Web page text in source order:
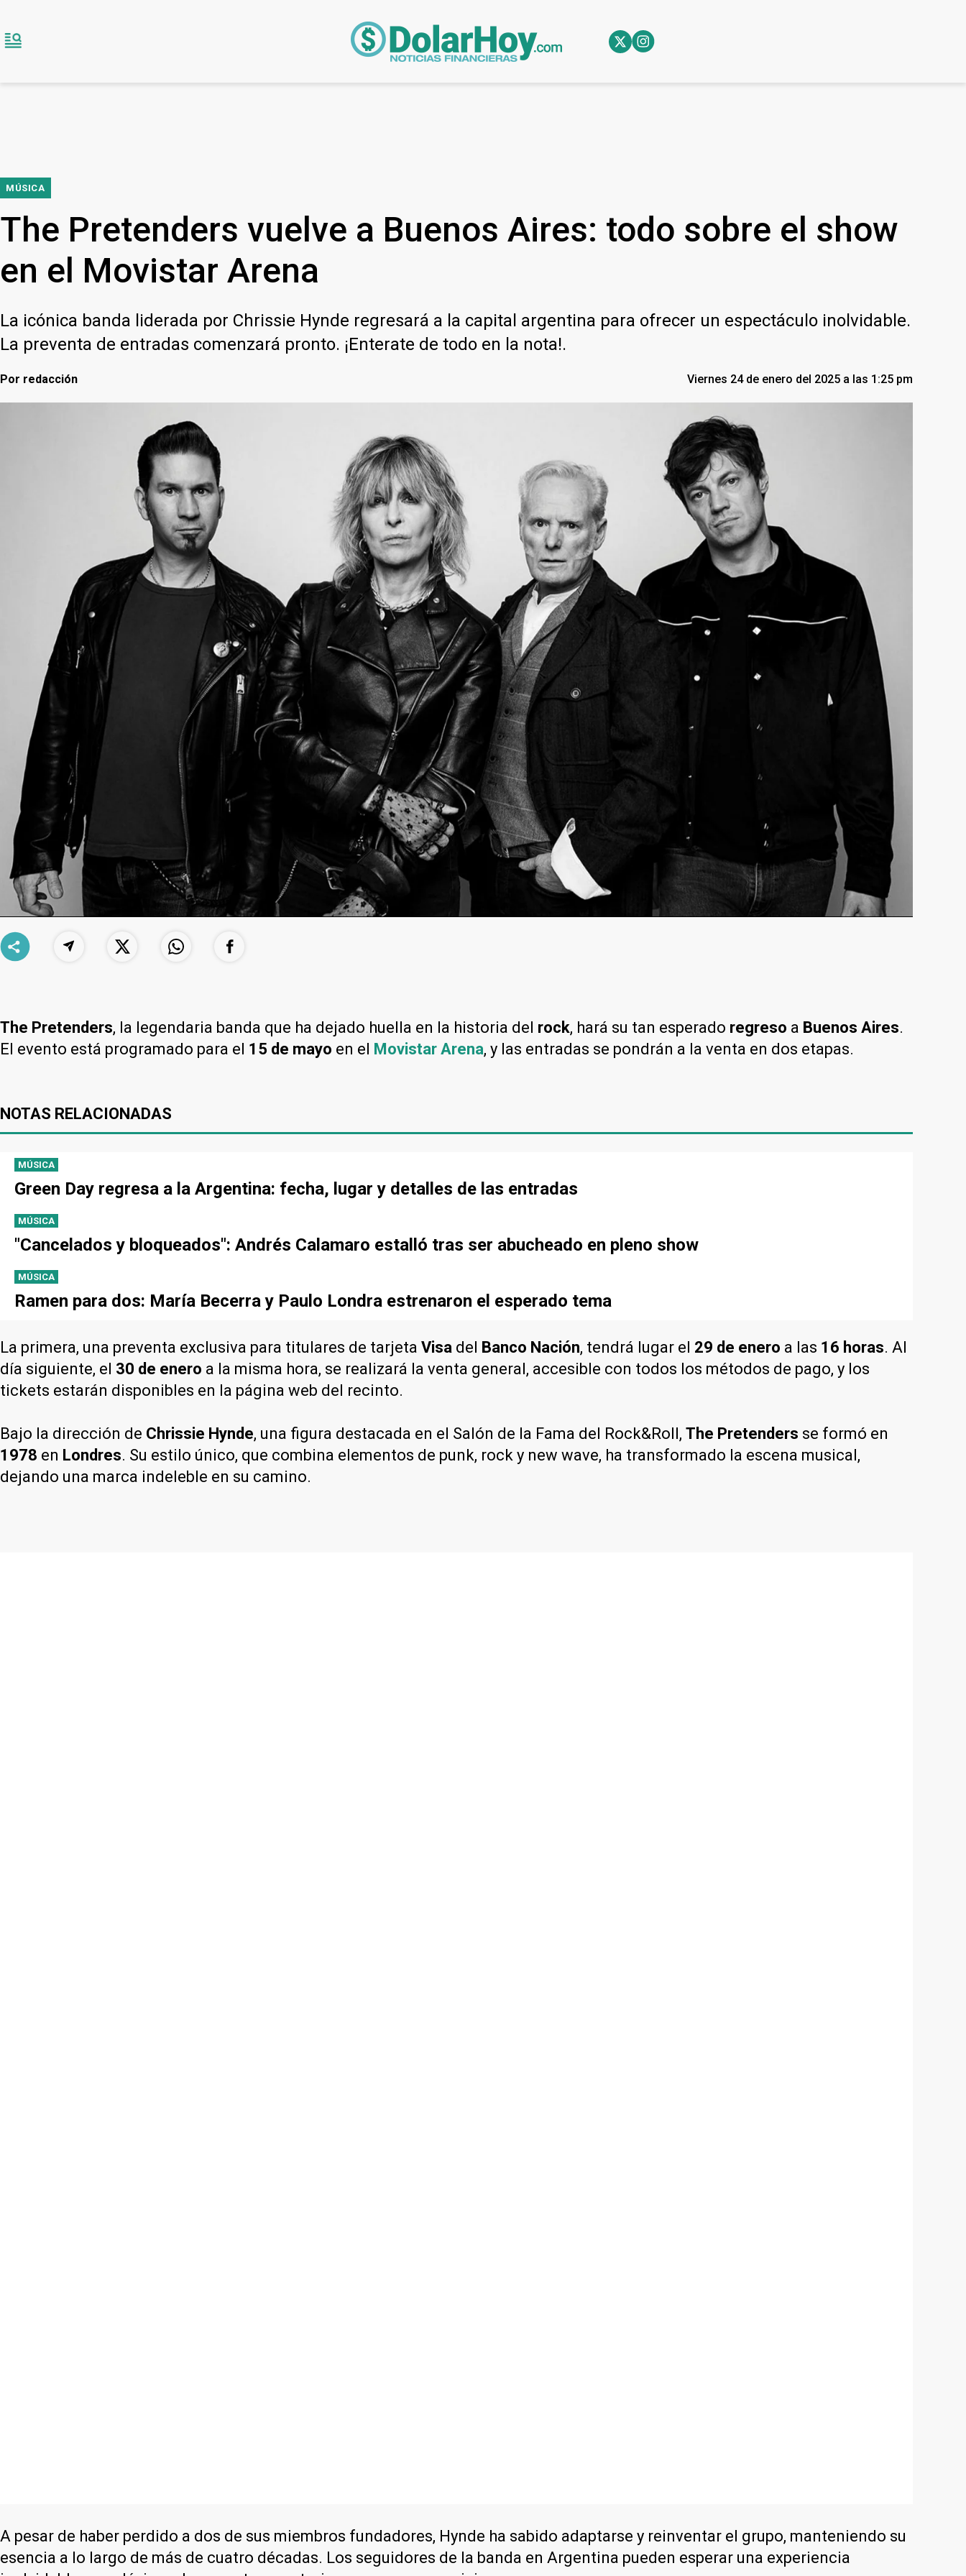
MÚSICA
The Pretenders vuelve a Buenos Aires: todo sobre el show
en el Movistar Arena
La icónica banda liderada por Chrissie Hynde regresará a la capital argentina para ofrecer un espectáculo inolvidable.
La preventa de entradas comenzará pronto. ¡Enterate de todo en la nota!.
Por redacción Viernes 24 de enero del 2025 a las 1:25 pm
The Pretenders, la legendaria banda que ha dejado huella en la historia del rock, hará su tan esperado regreso a Buenos Aires.
El evento está programado para el 15 de mayo en el Movistar Arena, y las entradas se pondrán a la venta en dos etapas.
NOTAS RELACIONADAS
MÚSICA
Green Day regresa a la Argentina: fecha, lugar y detalles de las entradas
MÚSICA
"Cancelados y bloqueados": Andrés Calamaro estalló tras ser abucheado en pleno show
MÚSICA
Ramen para dos: María Becerra y Paulo Londra estrenaron el esperado tema
La primera, una preventa exclusiva para titulares de tarjeta Visa del Banco Nación, tendrá lugar el 29 de enero a las 16 horas. Al
día siguiente, el 30 de enero a la misma hora, se realizará la venta general, accesible con todos los métodos de pago, y los
tickets estarán disponibles en la página web del recinto.
Bajo la dirección de Chrissie Hynde, una figura destacada en el Salón de la Fama del Rock&Roll, The Pretenders se formó en
1978 en Londres. Su estilo único, que combina elementos de punk, rock y new wave, ha transformado la escena musical,
dejando una marca indeleble en su camino.
A pesar de haber perdido a dos de sus miembros fundadores, Hynde ha sabido adaptarse y reinventar el grupo, manteniendo su
esencia a lo largo de más de cuatro décadas. Los seguidores de la banda en Argentina pueden esperar una experiencia